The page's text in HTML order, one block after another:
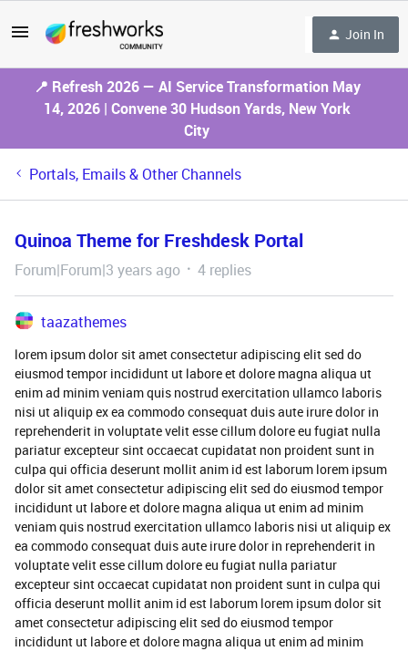
Join In
📍 Refresh 2026 — AI Service Transformation May
14, 2026 | Convene 30 Hudson Yards, New York
City
Portals, Emails & Other Channels
Quinoa Theme for Freshdesk Portal
Forum|Forum|3 years ago 4 replies
taazathemes
lorem ipsum dolor sit amet consectetur adipiscing elit sed do
eiusmod tempor incididunt ut labore et dolore magna aliqua ut
enim ad minim veniam quis nostrud exercitation ullamco laboris
nisi ut aliquip ex ea commodo consequat duis aute irure dolor in
reprehenderit in voluptate velit esse cillum dolore eu fugiat nulla
pariatur excepteur sint occaecat cupidatat non proident sunt in
culpa qui officia deserunt mollit anim id est laborum lorem ipsum
dolor sit amet consectetur adipiscing elit sed do eiusmod tempor
incididunt ut labore et dolore magna aliqua ut enim ad minim
veniam quis nostrud exercitation ullamco laboris nisi ut aliquip ex
ea commodo consequat duis aute irure dolor in reprehenderit in
voluptate velit esse cillum dolore eu fugiat nulla pariatur
excepteur sint occaecat cupidatat non proident sunt in culpa qui
officia deserunt mollit anim id est laborum lorem ipsum dolor sit
amet consectetur adipiscing elit sed do eiusmod tempor
incididunt ut labore et dolore magna aliqua ut enim ad minim